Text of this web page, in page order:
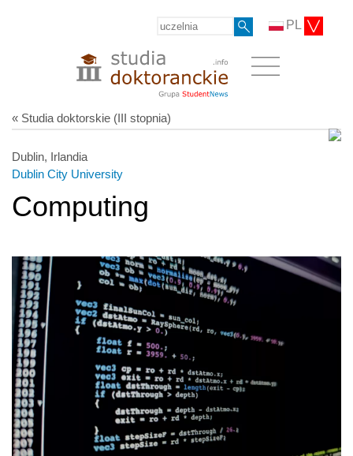
PL
« Studia doktorskie (III stopnia)
Dublin, Irlandia
Dublin City University
Computing